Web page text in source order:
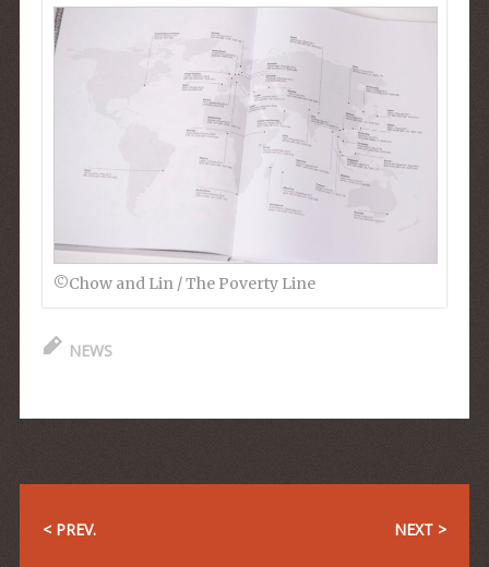
©︎Chow and Lin / The Poverty Line
NEWS
< PREV. NEXT >